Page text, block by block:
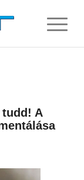
tudd! A